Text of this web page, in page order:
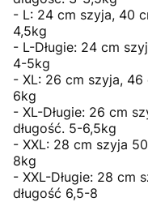
- L: 24 cm szyja, 40
4,5kg
- L-Długie: 24 cm
4-5kg
- XL: 26 cm szyja,
6kg
- XL-Długie: 26 cm
długość. 5-6,5kg
- XXL: 28 cm szyja
8kg
- XXL-Długie: 28 cm
długość 6,5-8